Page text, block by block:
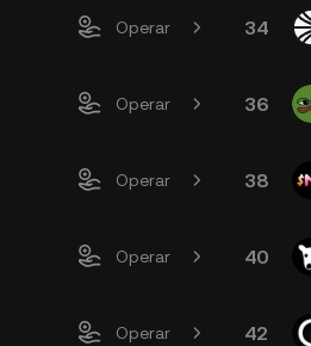
Operar 34
Operar 36
Operar 38
Operar 40
Operar 42